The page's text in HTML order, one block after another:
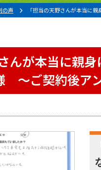
の声 「担当の天野さんが本当に
んが本当に親
〜ご契約後ア